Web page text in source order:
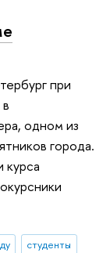
при
одном из
города.
курса
студенты